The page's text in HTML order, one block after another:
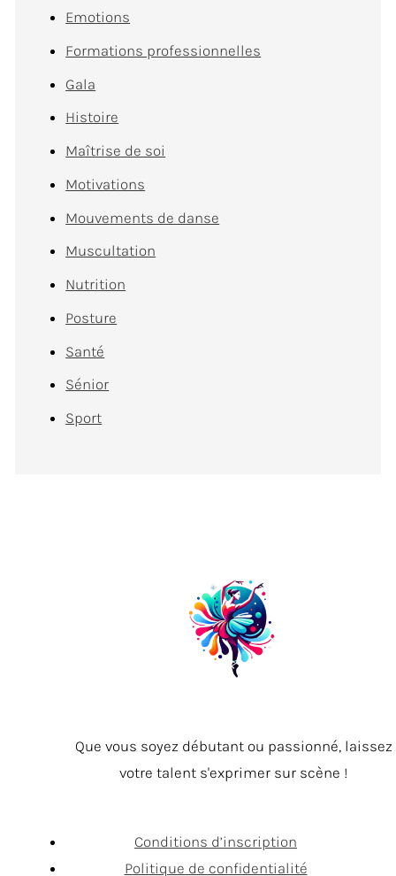
Emotions
Formations professionnelles
Gala
Histoire
Maîtrise de soi
Motivations
Mouvements de danse
Muscultation
Nutrition
Posture
Santé
Sénior
Sport
Que vous soyez débutant ou passionné, laissez
votre talent s'exprimer sur scène !
Conditions d’inscription
Politique de confidentialité